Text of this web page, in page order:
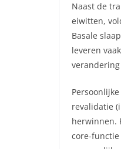
Naast de
eiwitten,
Basale
leveren
revalidatie
herwinnen.
core-